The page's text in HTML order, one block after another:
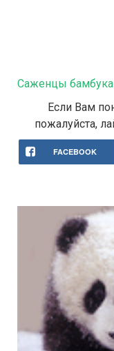
Саженцы бамбука
Если Вам
пожалуйста,
FACEBOOK